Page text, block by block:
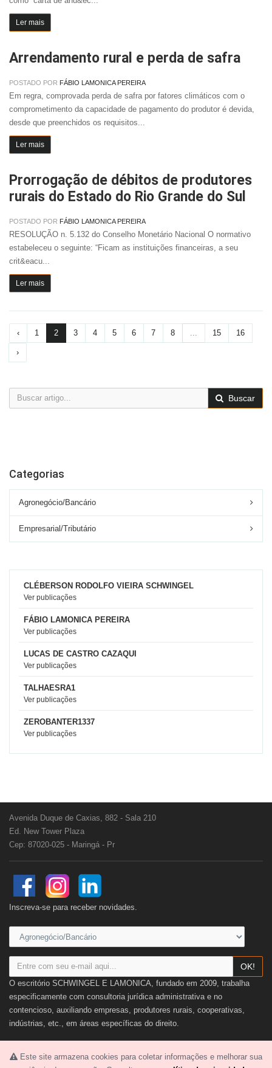
Ler mais
Arrendamento rural e perda de safra
POSTADO POR FÁBIO LAMONICA PEREIRA
Em regra, comprovada perda de safra por fatores climáticos com o
comprometimento da capacidade de pagamento do produtor é devida,
desde que preenchidos os requisitos...
Ler mais
Prorrogação de débitos de produtores
rurais do Estado do Rio Grande do Sul
POSTADO POR FÁBIO LAMONICA PEREIRA
RESOLUÇÃO n. 5.132 do Conselho Monetário Nacional O normativo
estabeleceu o seguinte: “Ficam as instituições financeiras, a seu
crit&eacu...
Ler mais
‹ 1 2 3 4 5 6 7 8 15 16
›
Buscar
Categorias
Agronegócio/Bancário
Empresarial/Tributário
CLÉBERSON RODOLFO VIEIRA SCHWINGEL
Ver publicações
FÁBIO LAMONICA PEREIRA
Ver publicações
LUCAS DE CASTRO CAZAQUI
Ver publicações
TALHAESRA1
Ver publicações
ZEROBANTER1337
Ver publicações
Este site armazena cookies para coletar informações e melhorar sua
Avenida Duque de Caxias, 882 - Sala 210
Ed. New Tower Plaza
Cep: 87020-025 - Maringá - Pr
Inscreva-se para receber novidades.
OK!
O escritório SCHWINGEL E LAMONICA, fundado em 2009, trabalha
especificamente com consultoria jurídica administrativa e no
contencioso, auxiliando empresas, produtores rurais, cooperativas,
indústrias, etc., em áreas específicas do direito.
Ver mais